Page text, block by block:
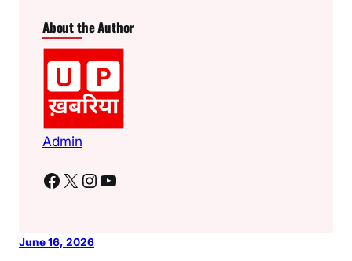
About the Author
Admin
Facebook X Instagram YouTube
June 16, 2026